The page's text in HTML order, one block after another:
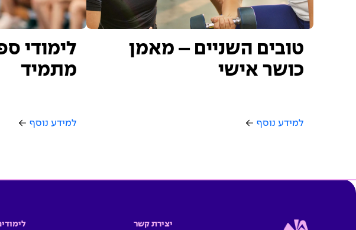
טובים השניים – מאמן
כושר אישי
למידע נוסף
לימודי
מתמיד
למידע נוסף
יצירת קשר